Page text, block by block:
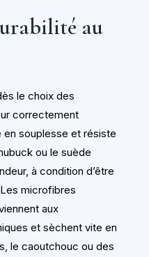
au
le choix des
correctement
en souplesse et résiste
ou le suède
à condition d’être
microfibres
aux
et sèchent vite en
le caoutchouc ou des